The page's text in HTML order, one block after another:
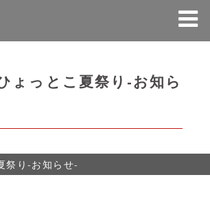
ょっとこ夏祭り-お知ら
祭り-お知らせ-